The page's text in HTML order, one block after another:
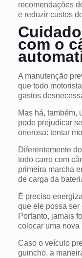
recomendações
e reduzir custos
com o
A manutenção
que todo
gastos
Mas há, também,
pode prejudicar
onerosa: tentar
Diferentemente
todo carro com
primeira marcha
de carga da
É preciso
que ele possa ser
Portanto, jamais
colocar uma nova
Caso o veículo
guincho, a